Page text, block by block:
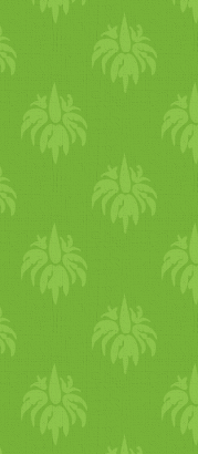
a
a víz
a
végietől
2
és
Az újra
hogy
ezért
nem
A